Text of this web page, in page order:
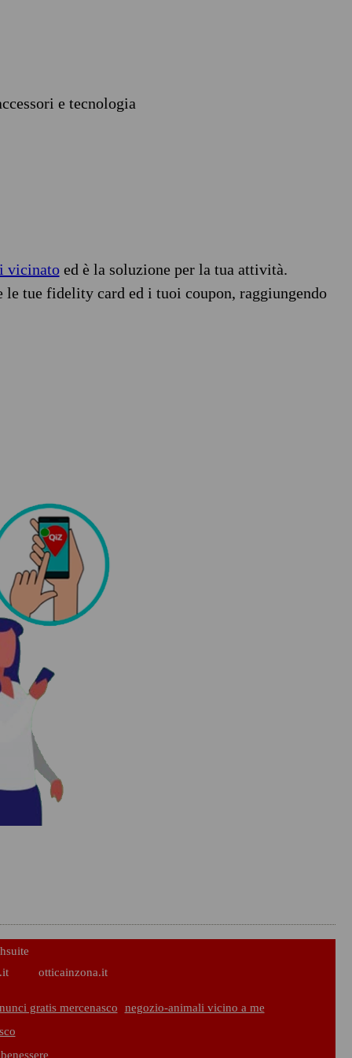
e tecnologia
vicinatoed è la soluzione per la tua attività.
tue fidelity card ed i tuoi coupon, raggiungendo
otticainzona.it
gratis mercenasco
negozio-animali vicino a me